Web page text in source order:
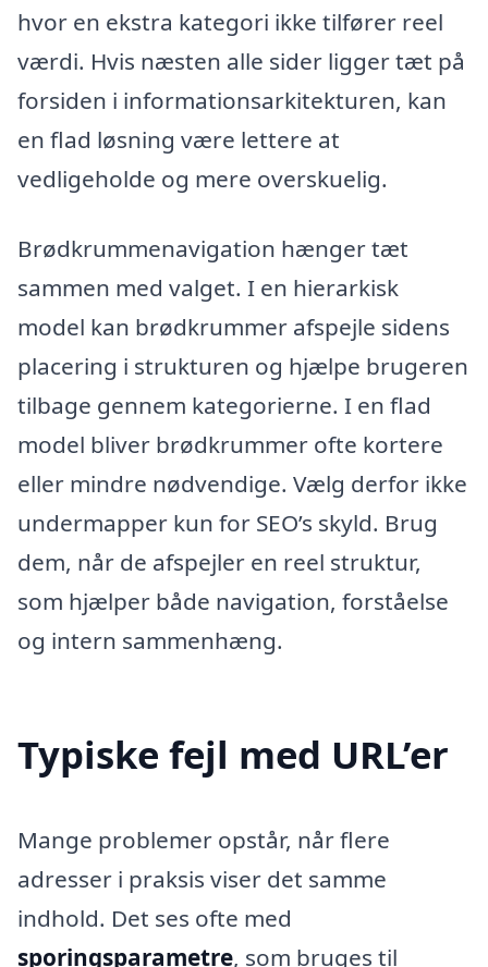
hvor en ekstra kategori ikke tilfører reel
værdi. Hvis næsten alle sider ligger tæt på
forsiden i informationsarkitekturen, kan
en flad løsning være lettere at
vedligeholde og mere overskuelig.
Brødkrummenavigation hænger tæt
sammen med valget. I en hierarkisk
model kan brødkrummer afspejle sidens
placering i strukturen og hjælpe brugeren
tilbage gennem kategorierne. I en flad
model bliver brødkrummer ofte kortere
eller mindre nødvendige. Vælg derfor ikke
undermapper kun for SEO’s skyld. Brug
dem, når de afspejler en reel struktur,
som hjælper både navigation, forståelse
og intern sammenhæng.
Typiske fejl med URL’er
Mange problemer opstår, når flere
adresser i praksis viser det samme
indhold. Det ses ofte med
sporingsparametre, som bruges til